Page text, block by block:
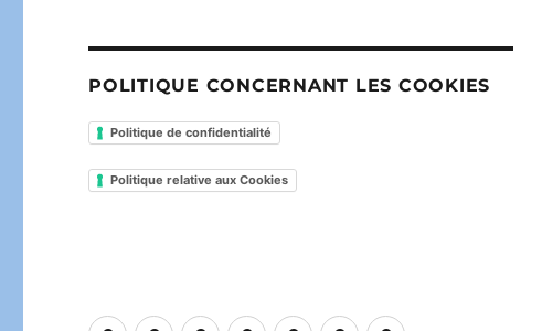
POLITIQUE CONCERNANT LES COOKIES
Politique de confidentialité
Politique relative aux Cookies